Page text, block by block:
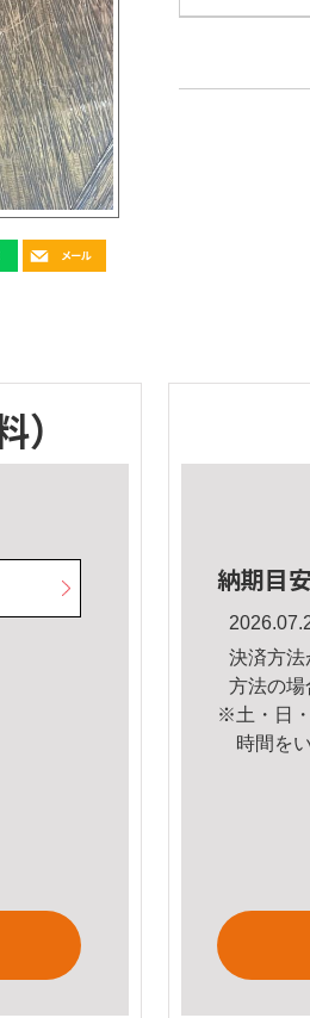
）
納期目
決済方法
方法の場
※土・日
時間を